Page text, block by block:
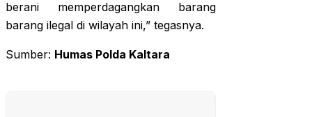
berani memperdagangkan barang
barang ilegal di wilayah ini,” tegasnya.
Sumber: Humas Polda Kaltara